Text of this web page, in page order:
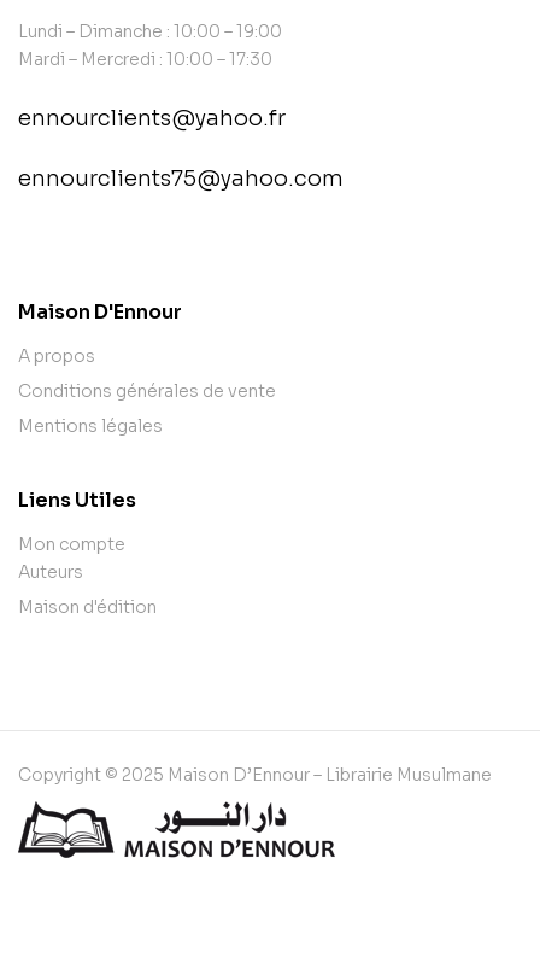
Lundi – Dimanche : 10:00 – 19:00
Mardi – Mercredi : 10:00 – 17:30
ennourclients@yahoo.fr
ennourclients75@yahoo.com
Maison D'Ennour
A propos
Conditions générales de vente
Mentions légales
Liens Utiles
Mon compte
Auteurs
Maison d'édition
Copyright © 2025 Maison D’Ennour – Librairie Musulmane